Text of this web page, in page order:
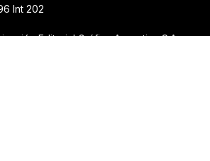
Int 202
Editorial Gráfica Argentina S.A.